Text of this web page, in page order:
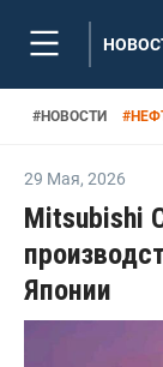
#НОВОСТИ #
29 Мая, 2026
Mitsubishi
Японии